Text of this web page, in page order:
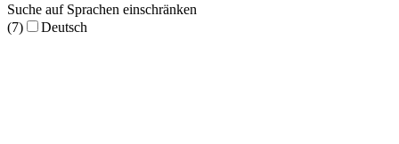
Suche auf Sprachen einschränken
(7)
Deutsch